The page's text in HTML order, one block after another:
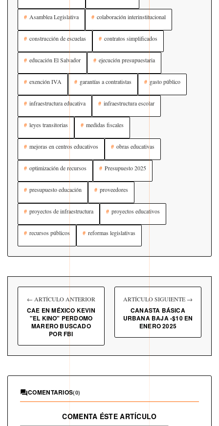
Asamblea Legislativa colaboración interinstitucional
construcción de escuelas contratos simplificados
educación El Salvador ejecución presupuestaria
exención IVA garantías a contratistas gasto público
infraestructura educativa infraestructura escolar
leyes transitorias medidas fiscales
mejoras en centros educativos obras educativas
optimización de recursos Presupuesto 2025
presupuesto educación proveedores
proyectos de infraestructura proyectos educativos
recursos públicos reformas legislativas
← ARTÍCULO ANTERIOR
CAE EN MÉXICO KEVIN
"EL KINO" PERDOMO
MARERO BUSCADO
POR FBI
ARTÍCULO SIGUIENTE →
CANASTA BÁSICA
URBANA BAJA -$10 EN
ENERO 2025
COMENTARIOS(0)
COMENTA ÉSTE ARTÍCULO